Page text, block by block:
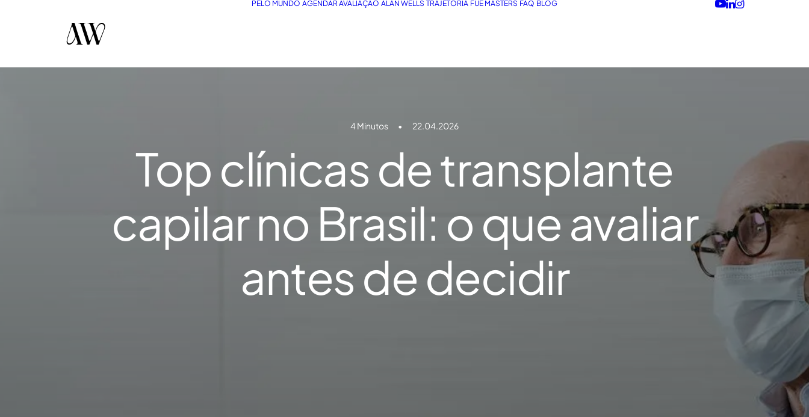
PELO MUNDO AGENDAR AVALIAÇÃO ALAN WELLS TRAJETÓRIA FUE MASTERS FAQ BLOG
4 Minutos • 22.04.2026
Top clínicas de transplante
capilar no Brasil: o que avaliar
antes de decidir